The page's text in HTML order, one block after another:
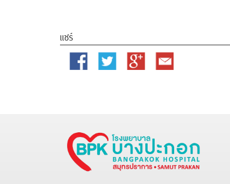
แชร์
Facebook Twitter
Google
Email